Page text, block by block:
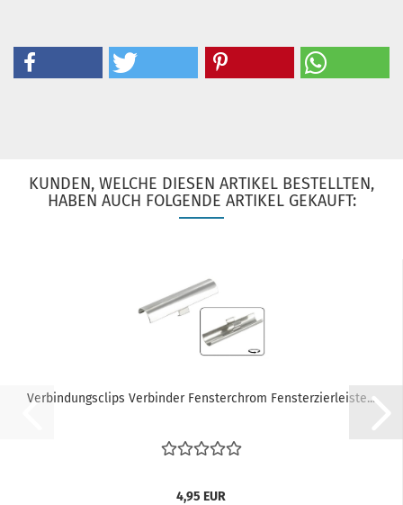
KUNDEN, WELCHE DIESEN ARTIKEL BESTELLTEN,
HABEN AUCH FOLGENDE ARTIKEL GEKAUFT:
Verbindungsclips Verbinder Fensterchrom Fensterzierleiste...
4,95 EUR